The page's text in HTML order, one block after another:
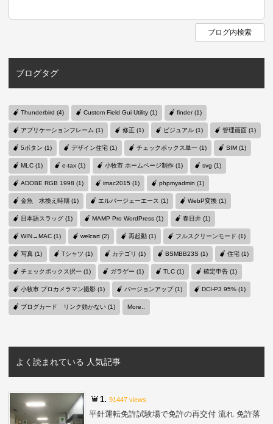
ブログタグ
Thunderbird (4) Custom Field Gui Utility (1) finder (1)
アプリケーションフレーム (1) 修正 (1) ビジュアル (1) 管理画面 (1)
5ボタン (1) デザイン住宅 (1) チェックボックス単一 (1) SIM (1)
MLC (1) e-tax (1) 小牧市 ホームページ制作 (1) svg (1)
ADOBE RGB 1998 (1) imac2015 (1) phpmyadmin (1)
金魚 水換え時期 (1) エルバージェーエース (1) WebP変換 (1)
日本語スラッグ (1) MAMP Pro WordPress (1) 春日井 (1)
WIN→MAC (1) welcart (2) 再起動 (1) フルスクリーンモード (1)
写真 (1) Tシャツ (1) カテゴリ (1) BSMBB23S (1) 住宅 (1)
チェックボックス択一 (1) ガラゲー (1) TLC (1) 確定申告 (1)
小牧市 プロカメラマン撮影 (1) バージョンアップ (1) DCI-P3 95% (1)
ブログカード リンク効かない (1) More..
よく読まれている 人気記事
1.91447 views
平針運転免許試験場で免許の再交付 流れ 免許落